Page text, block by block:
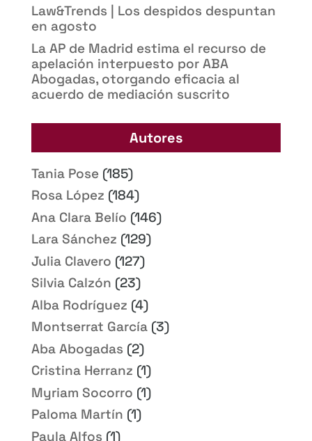
Law&Trends | Los despidos despuntan
en agosto
La AP de Madrid estima el recurso de
apelación interpuesto por ABA
Abogadas, otorgando eficacia al
acuerdo de mediación suscrito
Autores
Tania Pose(185)
Rosa López (184)
Ana Clara Belío (146)
Lara Sánchez (129)
Julia Clavero (127)
Silvia Calzón (23)
Alba Rodríguez (4)
Montserrat García(3)
Aba Abogadas (2)
Cristina Herranz (1)
Myriam Socorro (1)
Paloma Martín (1)
Paula Alfos (1)